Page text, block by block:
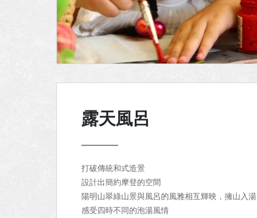
露天風呂
打破傳統和式造景
設計出簡約摩登的空間
陽明山翠綠山景與風呂的風雅相互輝映，擁山入湯
感受四時不同的泡湯風情